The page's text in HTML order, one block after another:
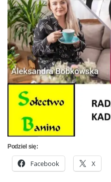
Podziel się:
Facebook X